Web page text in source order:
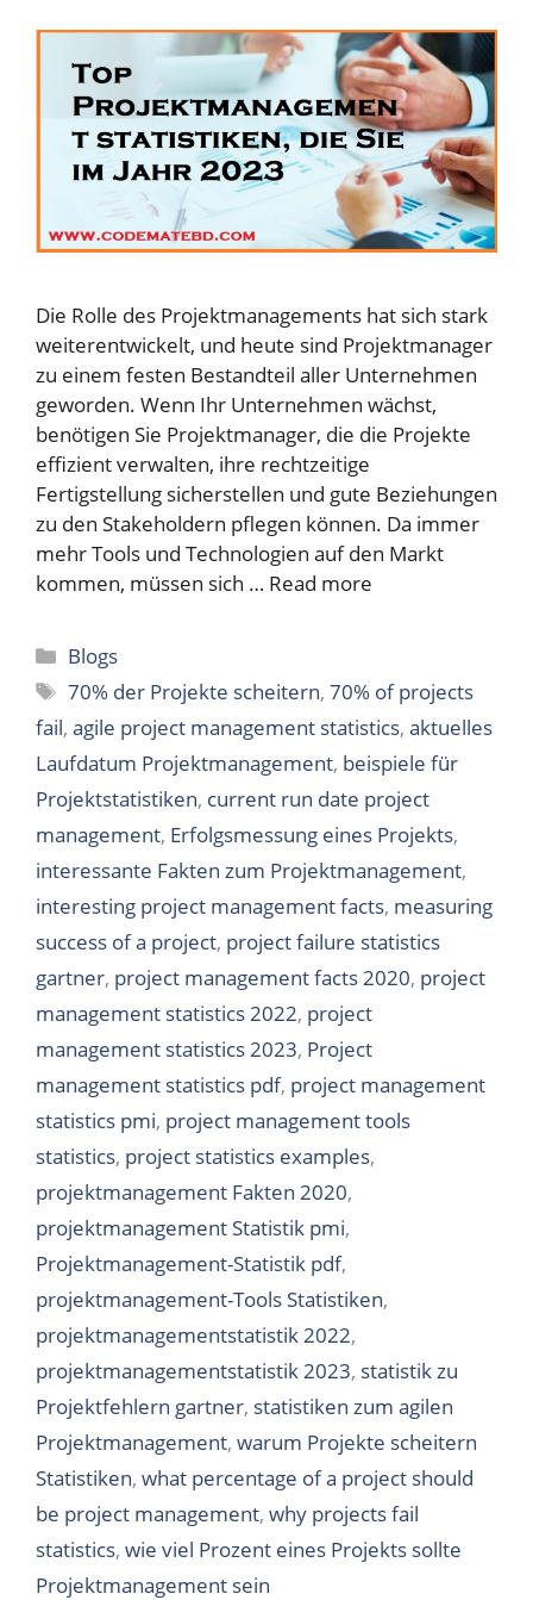
Die Rolle des Projektmanagements hat sich stark
weiterentwickelt, und heute sind Projektmanager
zu einem festen Bestandteil aller Unternehmen
geworden. Wenn Ihr Unternehmen wächst,
benötigen Sie Projektmanager, die die Projekte
effizient verwalten, ihre rechtzeitige
Fertigstellung sicherstellen und gute Beziehungen
zu den Stakeholdern pflegen können. Da immer
mehr Tools und Technologien auf den Markt
kommen, müssen sich … Read more
Categories
Blogs
Tags
70% der Projekte scheitern,70% of projects
fail, agile project management statistics, aktuelles
Laufdatum Projektmanagement, beispiele für
Projektstatistiken, current run date project
management, Erfolgsmessung eines Projekts,
interessante Fakten zum Projektmanagement,
interesting project management facts, measuring
success of a project, project failure statistics
gartner, project management facts 2020, project
management statistics 2022, project
management statistics 2023, Project
management statistics pdf, project management
statistics pmi, project management tools
statistics, project statistics examples,
projektmanagement Fakten 2020,
projektmanagement Statistik pmi,
Projektmanagement-Statistik pdf,
projektmanagement-Tools Statistiken,
projektmanagementstatistik 2022,
projektmanagementstatistik 2023, statistik zu
Projektfehlern gartner, statistiken zum agilen
Projektmanagement, warum Projekte scheitern
Statistiken, what percentage of a project should
be project management, why projects fail
statistics, wie viel Prozent eines Projekts sollte
Projektmanagement sein